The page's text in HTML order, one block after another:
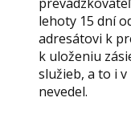
lehoty 15 dní
adresátovi k
k uloženiu
služieb, a to i
nevedel.